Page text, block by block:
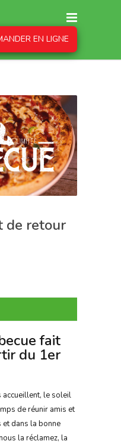
EN LIGNE
de retour
fait
du 1er
accueillent, le soleil
de réunir amis et
et dans la bonne
la réclamez, la